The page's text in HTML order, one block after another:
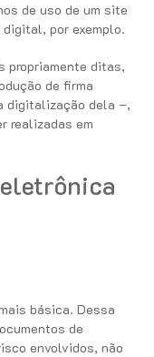
de uso de um site
por exemplo.
propriamente ditas,
de firma
digitalização dela –,
realizadas em
básica. Dessa
de
envolvidos, não